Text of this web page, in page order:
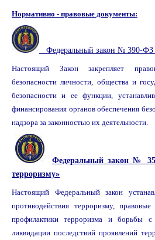
Нормативно - правовые документы:
Федеральный закон № 390-ФЗ
Настоящий Закон закрепляет
безопасности личности, общества и
безопасности и ее функции,
финансирования органов обеспечения
надзора за законностью их деятельности.
Федеральный закон №
терроризму»
Настоящий Федеральный закон
противодействия терроризму,
профилактики терроризма и борьбы
ликвидации последствий проявлений